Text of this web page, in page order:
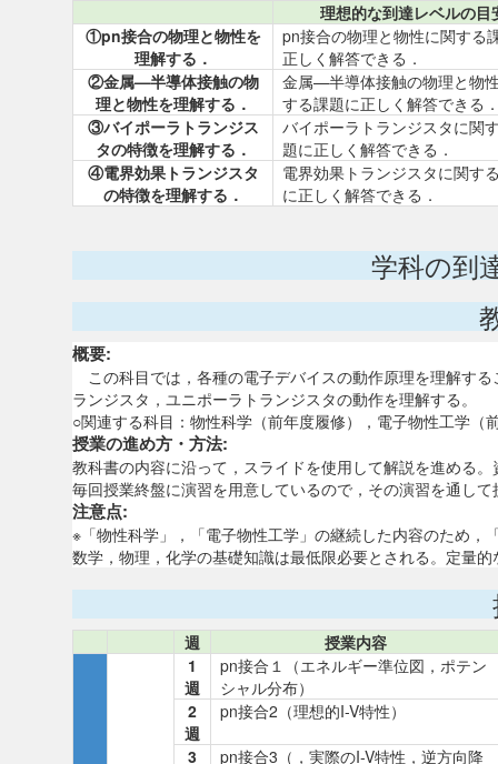
理想的な到達レベルの目
①pn接合の物理と物性を
理解する．
pn接合の物理と物性に関する
正しく解答できる．
②金属—半導体接触の物
理と物性を理解する．
金属—半導体接触の物理と物
する課題に正しく解答できる
③バイポーラトランジス
タの特徴を理解する．
バイポーラトランジスタに関
題に正しく解答できる．
④電界効果トランジスタ
の特徴を理解する．
電界効果トランジスタに関す
に正しく解答できる．
学科の到
概要:
この科目では，各種の電子デバイスの動作原理を理解す
ランジスタ，ユニポーラトランジスタの動作を理解する。
○関連する科目：物性科学（前年度履修），電子物性工学（
授業の進め方・方法:
教科書の内容に沿って，スライドを使用して解説を進める
毎回授業終盤に演習を用意しているので，その演習を通し
注意点:
※「物性科学」，「電子物性工学」の継続した内容のため
数学，物理，化学の基礎知識は最低限必要とされる。定量
週 授業内容
1
週
pn接合１（エネルギー準位図，ポテン
シャル分布）
2
週
pn接合2（理想的I-V特性）
3
pn接合3（，実際のI-V特性，逆方向降